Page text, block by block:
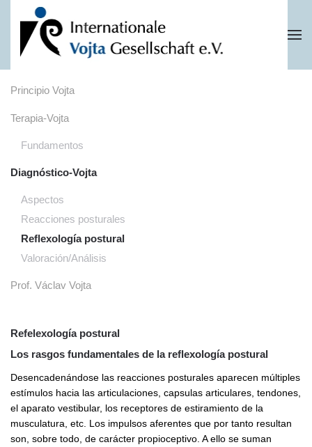
Skip to main content
Principio Vojta
Terapia-Vojta
Fundamentos
Diagnóstico-Vojta
Aspectos
Reacciones posturales
Reflexología postural
Valoración/Análisis
Prof. Václav Vojta
Refelexología postural
Los rasgos fundamentales de la reflexología postural
Desencadenándose las reacciones posturales aparecen múltiples
estímulos hacia las articulaciones, capsulas articulares, tendones,
el aparato vestibular, los receptores de estiramiento de la
musculatura, etc. Los impulsos aferentes que por tanto resultan
son, sobre todo, de carácter propioceptivo. A ello se suman